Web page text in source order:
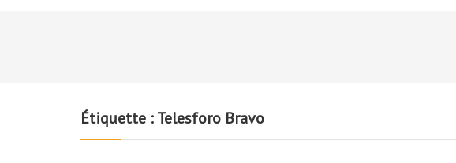
Étiquette :Telesforo Bravo